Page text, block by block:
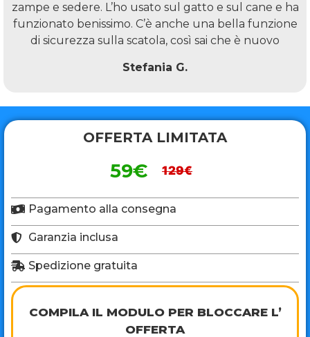
zampe e sedere. L’ho usato sul gatto e sul cane e ha
funzionato benissimo. C’è anche una bella funzione
di sicurezza sulla scatola, così sai che è nuovo
Stefania G.
OFFERTA LIMITATA
59€ 129€
Pagamento alla consegna
Garanzia inclusa
Spedizione gratuita
COMPILA IL MODULO PER BLOCCARE L’
OFFERTA